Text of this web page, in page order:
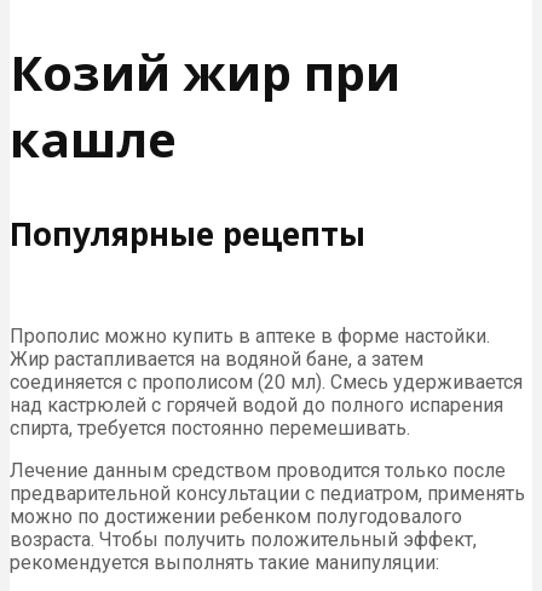
Козий жир при
кашле
Популярные рецепты
Прополис можно купить в аптеке в форме настойки.
Жир растапливается на водяной бане, а затем
соединяется с прополисом (20 мл). Смесь удерживается
над кастрюлей с горячей водой до полного испарения
спирта, требуется постоянно перемешивать.
Лечение данным средством проводится только после
предварительной консультации с педиатром, применять
можно по достижении ребенком полугодовалого
возраста. Чтобы получить положительный эффект,
рекомендуется выполнять такие манипуляции: